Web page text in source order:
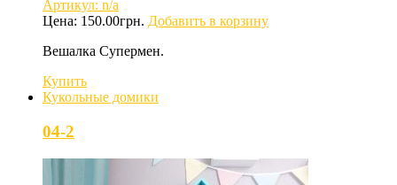
Артикул: n/a
Цена: 150.00грн. Добавить в корзину
Вешалка Супермен.
Купить
Кукольные домики
04-2